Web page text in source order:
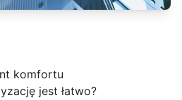
komfortu
jest łatwo?